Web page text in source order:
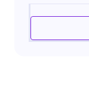
alusta loppuun
saavuttamisen